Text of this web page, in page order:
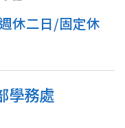
休二日/固定休
學務處